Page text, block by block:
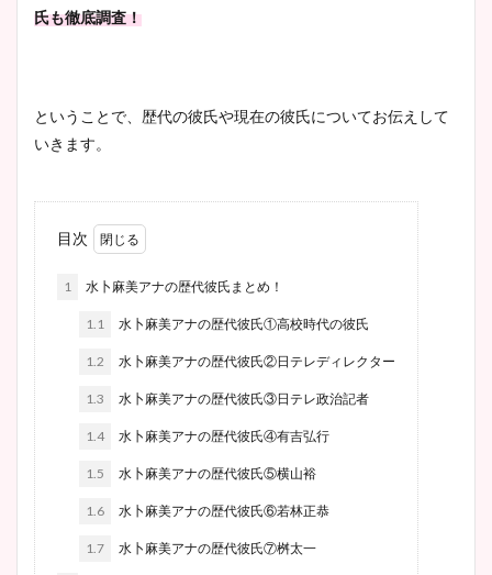
氏も徹底調査！
ということで、歴代の彼氏や現在の彼氏についてお伝えして
いきます。
目次
1 水卜麻美アナの歴代彼氏まとめ！
1.1 水卜麻美アナの歴代彼氏①高校時代の彼氏
1.2 水卜麻美アナの歴代彼氏②日テレディレクター
1.3 水卜麻美アナの歴代彼氏③日テレ政治記者
1.4 水卜麻美アナの歴代彼氏④有吉弘行
1.5 水卜麻美アナの歴代彼氏⑤横山裕
1.6 水卜麻美アナの歴代彼氏⑥若林正恭
1.7 水卜麻美アナの歴代彼氏⑦桝太一